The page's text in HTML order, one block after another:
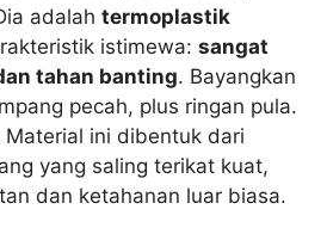
adalah termoplastik
istimewa: sangat
tahan banting. Bayangkan
pecah, plus ringan pula.
ini dibentuk dari
yang saling terikat kuat,
dan ketahanan luar biasa.